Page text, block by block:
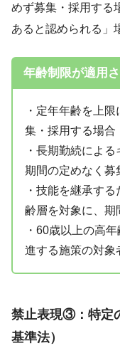
めず募集・採用する
あると認められる」
年齢制限が適用
・定年年齢を上
集・採用する場合
・長期勤続によ
期間の定めなく募
・技能を継承す
齢層を対象に、期
・60歳以上の高
進する施策の対象
禁止表現③：特定
基準法）